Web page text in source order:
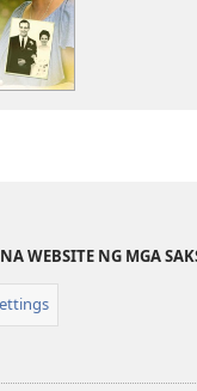
WEBSITE NG MGA